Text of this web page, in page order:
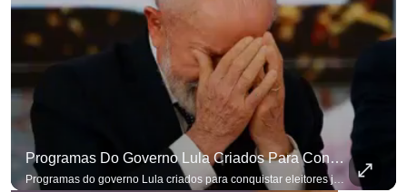
Programas Do Governo Lula Criados Para Conquistar Eleitores Já Não Têm Mais O Mesmo Efeito
Programas do governo Lula criados para conquistar eleitores já não têm o mesmo efeito de campanhas anteriores. #OAntagonista Se você busca informação com credibilidade, inscreva-se agora e ative o